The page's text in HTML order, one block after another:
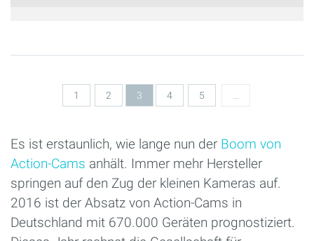
Seiten
1 2 3 4 5
Es ist erstaunlich, wie lange nun der Boom von
Action-Cams anhält. Immer mehr Hersteller
springen auf den Zug der kleinen Kameras auf.
2016 ist der Absatz von Action-Cams in
Deutschland mit 670.000 Geräten prognostiziert.